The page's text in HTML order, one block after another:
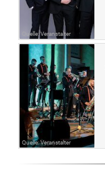
Quelle: Veranstalter
Quelle: Veranstalter